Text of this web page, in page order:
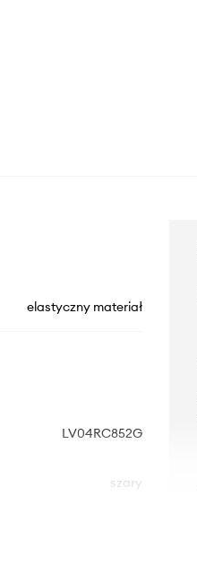
elastyczny materiał
LV04RC852G
szary